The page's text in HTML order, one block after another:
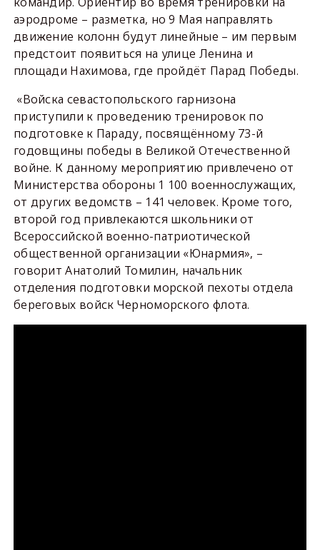
аэродроме – разметка, но 9 Мая направлять
движение колонн будут линейные – им первым
предстоит появиться на улице Ленина и
площади Нахимова, где пройдёт Парад Победы.
«Войска севастопольского гарнизона
приступили к проведению тренировок по
подготовке к Параду, посвящённому 73-й
годовщины победы в Великой Отечественной
войне. К данному мероприятию привлечено от
Министерства обороны 1 100 военнослужащих,
от других ведомств – 141 человек. Кроме того,
второй год привлекаются школьники от
Всероссийской военно-патриотической
общественной организации «Юнармия», –
говорит Анатолий Томилин, начальник
отделения подготовки морской пехоты отдела
береговых войск Черноморского флота.